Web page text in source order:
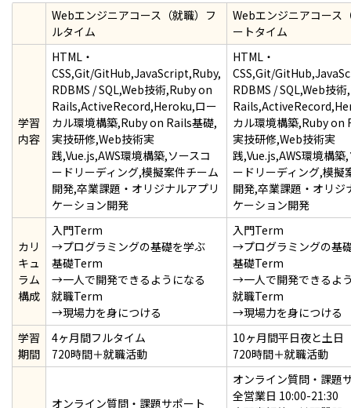
Webエンジニアコース（就職）フ
ルタイム
Webエンジニアコース
ートタイム
学習
内容
HTML・
CSS,Git/GitHub,JavaScript,Ruby,
RDBMS / SQL,Web技術,Ruby on
Rails,ActiveRecord,Heroku,ロー
カル環境構築,Ruby on Rails基礎,
実技研修,Web技術実
践,Vue.js,AWS環境構築,ソースコ
ードリーディング,模擬案件チーム
開発,卒業課題・オリジナルアプリ
ケーション開発
HTML・
CSS,Git/
RDBMS / SQL,Web技
カル環境構築,Ruby on
実技研修,Web技術実
践,Vue.js,AWS環境構築
ードリーディング,模擬
開発,卒業課題・オリジ
ケーション開発
カリ
キュ
ラム
構成
入門Term
→プログラミングの基礎を学ぶ
基礎Term
→一人で開発できるようになる
就職Term
→現場力を身につける
入門Term
→プログラミングの基
基礎Term
→一人で開発できるよ
就職Term
→現場力を身につける
学習
期間
4ヶ月間フルタイム
720時間＋就職活動
10ヶ月間平日夜と土日
720時間＋就職活動
オンライン質問・課題サポート
オンライン質問・課題
全営業日 10:00-21:30